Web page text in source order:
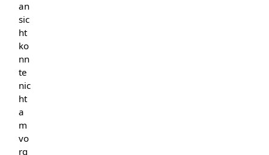
an
sic
ht
ko
nn
te
nic
ht
a
m
vo
rg